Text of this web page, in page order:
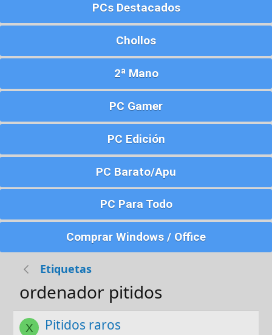
PCs Destacados
Chollos
2ª Mano
PC Gamer
PC Edición
PC Barato/Apu
PC Para Todo
Comprar Windows / Office
Etiquetas
ordenador pitidos
X Pitidos raros